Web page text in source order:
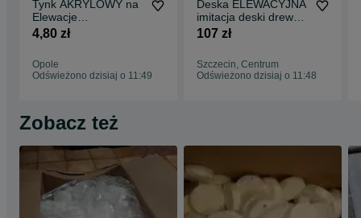
Tynk AKRYLOWY na
Elewacje
DOCIEPLENIA domu
5 lat Gwarancji kolor
4,80 zł
Opole
Odświeżono dzisiaj o 11:49
Deska ELEWACYJNA
imitacja deski drewna
drzewa pomalowana
w kolorze
107 zł
Szczecin, Centrum
Odświeżono dzisiaj o 11:48
Zobacz też